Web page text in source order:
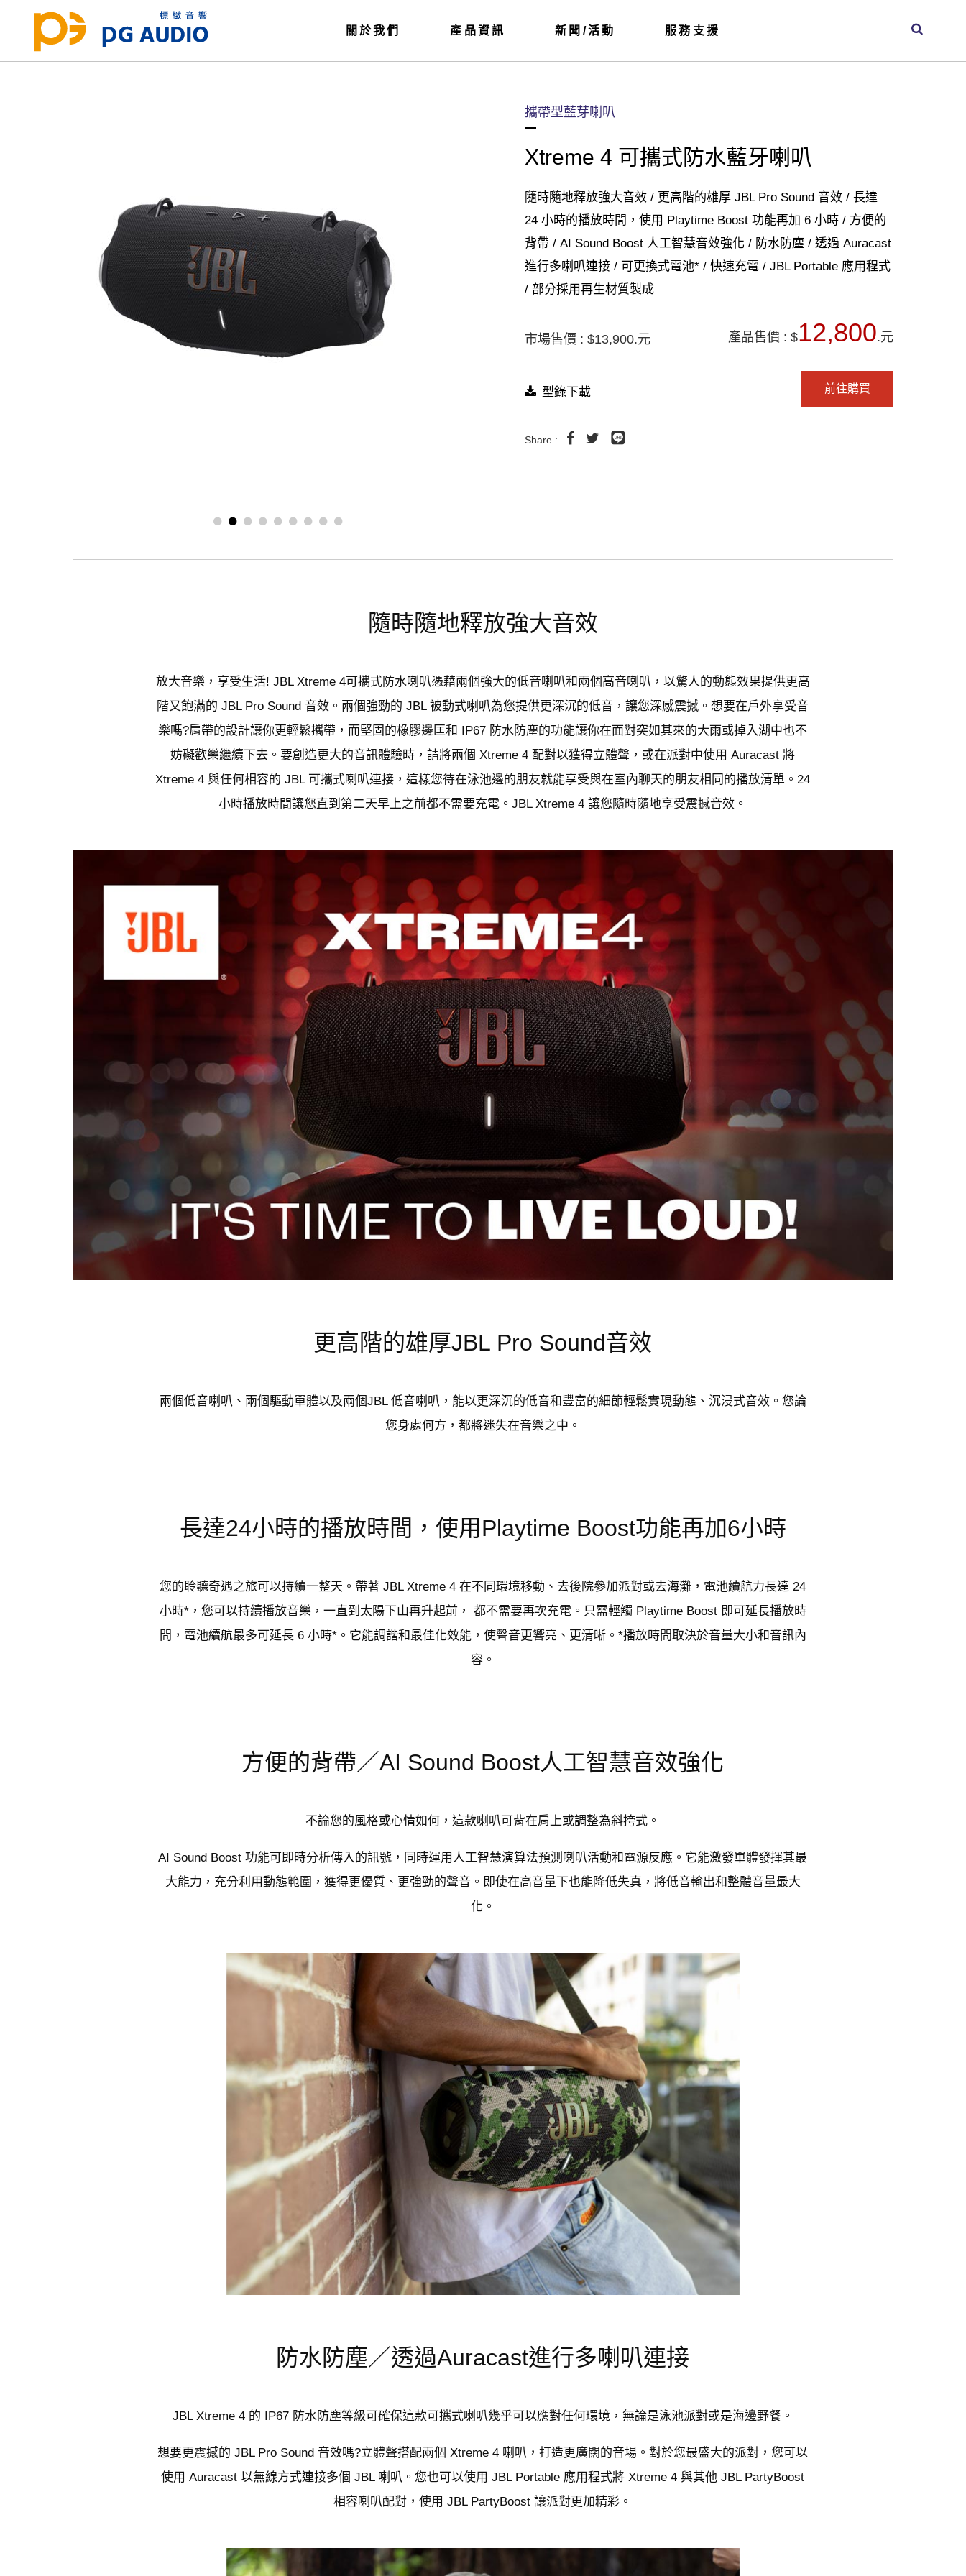
關於我們 產品資訊 新聞/活動 服務支援
攜帶型藍芽喇叭
Xtreme 4 可攜式防水藍牙喇叭
隨時隨地釋放強大音效 / 更高階的雄厚 JBL Pro Sound 音效 / 長達
24 小時的播放時間，使用 Playtime Boost 功能再加 6 小時 / 方便的
背帶 / AI Sound Boost 人工智慧音效強化 / 防水防塵 / 透過 Auracast
進行多喇叭連接 / 可更換式電池* / 快速充電 / JBL Portable 應用程式
/ 部分採用再生材質製成
市場售價 : $13,900.元 產品售價 : $12,800.元
型錄下載 前往購買
Share :
隨時隨地釋放強大音效
放大音樂，享受生活! JBL Xtreme 4可攜式防水喇叭憑藉兩個強大的低音喇叭和兩個高音喇叭，以驚人的動態效果提供更高
階又飽滿的 JBL Pro Sound 音效。兩個強勁的 JBL 被動式喇叭為您提供更深沉的低音，讓您深感震撼。想要在戶外享受音
樂嗎?肩帶的設計讓你更輕鬆攜帶，而堅固的橡膠邊匡和 IP67 防水防塵的功能讓你在面對突如其來的大雨或掉入湖中也不
妨礙歡樂繼續下去。要創造更大的音訊體驗時，請將兩個 Xtreme 4 配對以獲得立體聲，或在派對中使用 Auracast 將
Xtreme 4 與任何相容的 JBL 可攜式喇叭連接，這樣您待在泳池邊的朋友就能享受與在室內聊天的朋友相同的播放清單。24
小時播放時間讓您直到第二天早上之前都不需要充電。JBL Xtreme 4 讓您隨時隨地享受震撼音效。
更高階的雄厚JBL Pro Sound音效
兩個低音喇叭、兩個驅動單體以及兩個JBL 低音喇叭，能以更深沉的低音和豐富的細節輕鬆實現動態、沉浸式音效。您論
您身處何方，都將迷失在音樂之中。
長達24小時的播放時間，使用Playtime Boost功能再加6小時
您的聆聽奇遇之旅可以持續一整天。帶著 JBL Xtreme 4 在不同環境移動、去後院參加派對或去海灘，電池續航力長達 24
小時*，您可以持續播放音樂，一直到太陽下山再升起前， 都不需要再次充電。只需輕觸 Playtime Boost 即可延長播放時
間，電池續航最多可延長 6 小時*。它能調諧和最佳化效能，使聲音更響亮、更清晰。*播放時間取決於音量大小和音訊內
容。
方便的背帶／AI Sound Boost人工智慧音效強化
不論您的風格或心情如何，這款喇叭可背在肩上或調整為斜挎式。
AI Sound Boost 功能可即時分析傳入的訊號，同時運用人工智慧演算法預測喇叭活動和電源反應。它能激發單體發揮其最
大能力，充分利用動態範圍，獲得更優質、更強勁的聲音。即使在高音量下也能降低失真，將低音輸出和整體音量最大
化。
防水防塵／透過Auracast進行多喇叭連接
JBL Xtreme 4 的 IP67 防水防塵等級可確保這款可攜式喇叭幾乎可以應對任何環境，無論是泳池派對或是海邊野餐。
想要更震撼的 JBL Pro Sound 音效嗎?立體聲搭配兩個 Xtreme 4 喇叭，打造更廣闊的音場。對於您最盛大的派對，您可以
使用 Auracast 以無線方式連接多個 JBL 喇叭。您也可以使用 JBL Portable 應用程式將 Xtreme 4 與其他 JBL PartyBoost
相容喇叭配對，使用 JBL PartyBoost 讓派對更加精彩。